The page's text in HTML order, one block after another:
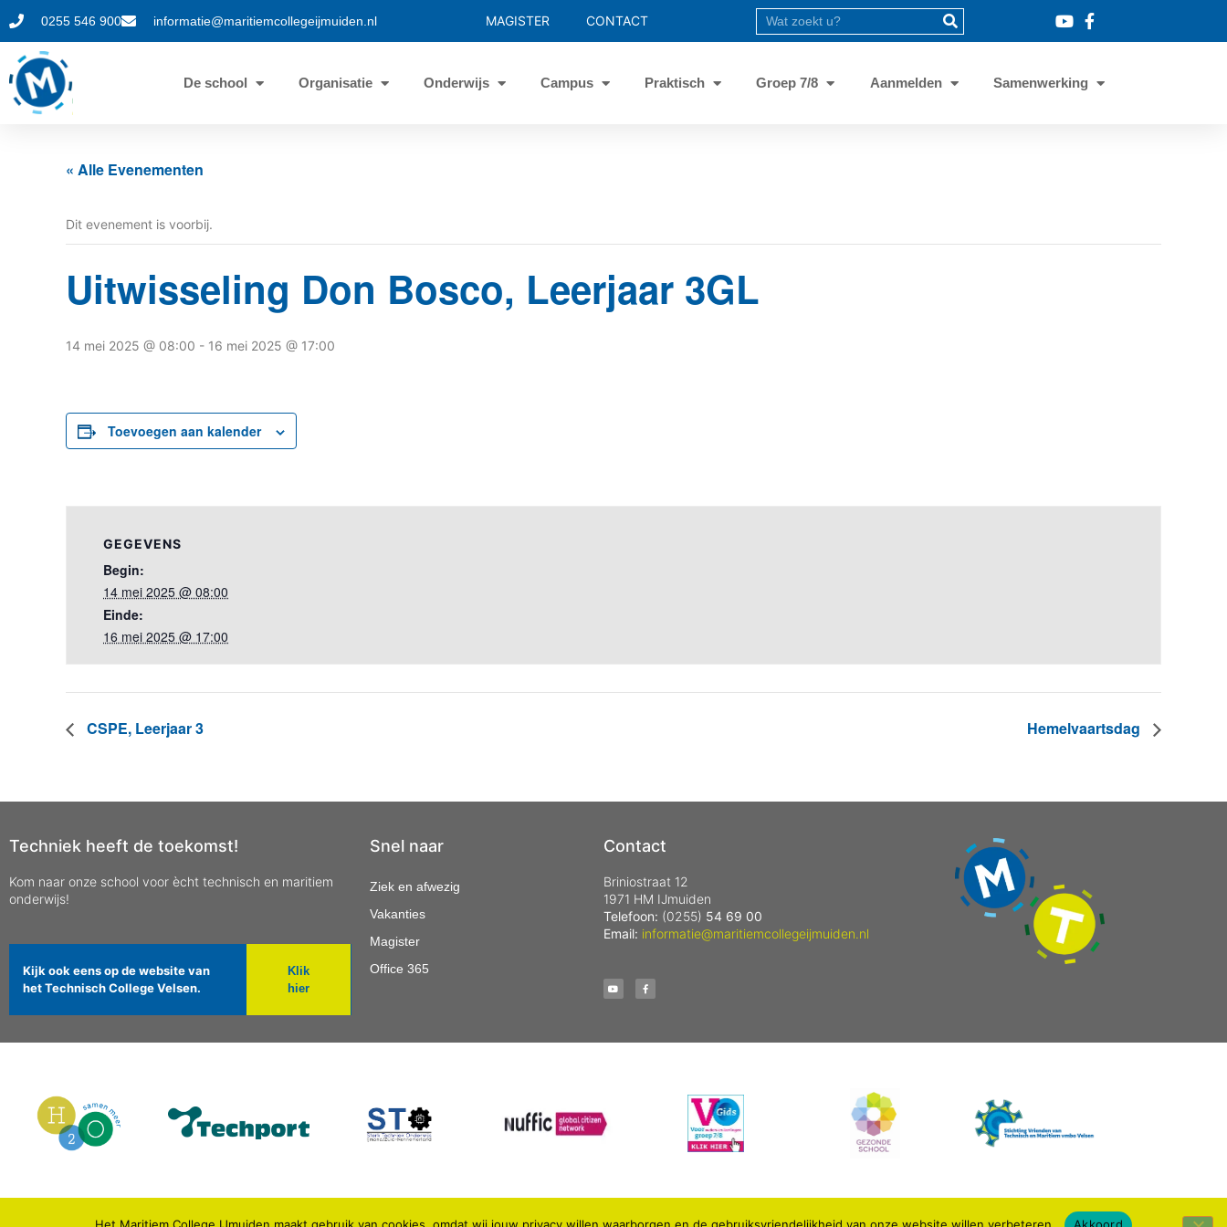
0255 546 900 informatie@maritiemcollegeijmuiden.nl MAGISTER CONTACT
De school Organisatie Onderwijs Campus Praktisch Groep 7/8 Aanmelden Samenwerking
« Alle Evenementen
Dit evenement is voorbij.
Uitwisseling Don Bosco, Leerjaar 3GL
14 mei 2025 @ 08:00 - 16 mei 2025 @ 17:00
Toevoegen aan kalender
GEGEVENS
Begin:
14 mei 2025 @ 08:00
Einde:
16 mei 2025 @ 17:00
CSPE, Leerjaar 3 Hemelvaartsdag
Techniek heeft de toekomst!
Kom naar onze school voor ècht technisch en maritiem
onderwijs!
Kijk ook eens op de website van
het Technisch College Velsen.
Klik
hier
Snel naar
Ziek en afwezig
Vakanties
Magister
Office 365
Contact
Briniostraat 12
1971 HM IJmuiden
Telefoon: (0255) 54 69 00
Email: informatie@maritiemcollegeijmuiden.nl